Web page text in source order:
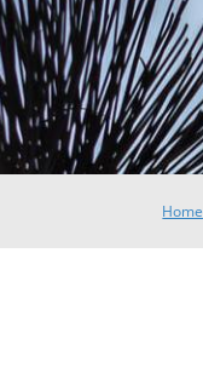
Home